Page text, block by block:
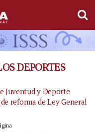
DEPORTES
Juventud y Deporte
reforma de Ley General